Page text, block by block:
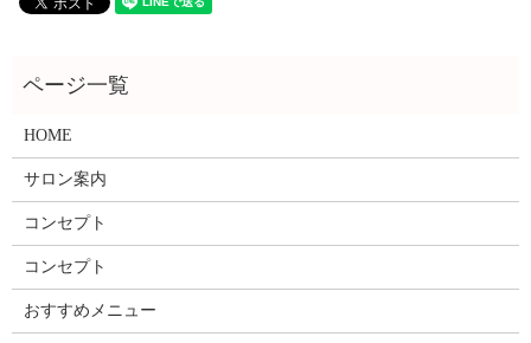
HOME
サロン案内
コンセプト
コンセプト
おすすめメニュー